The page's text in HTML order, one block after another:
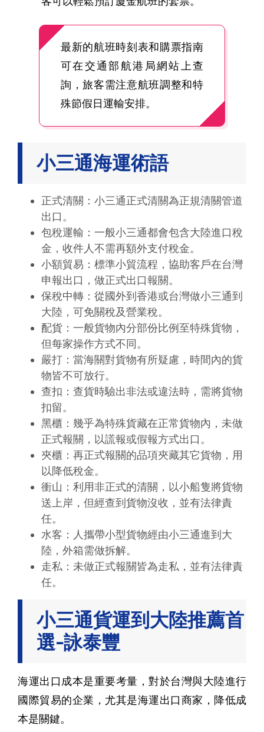
最新的航班時刻表和購票指南
可在交通部航港局網站上查
詢，旅客需注意航班調整和特
殊節假日運輸安排。
小三通海運術語
正式清關：小三通正式清關為正規清關管道
出口。
包稅運輸：一般小三通都會包含大陸進口稅
金，收件人不需再額外支付稅金。
小額貿易：標準小貿流程，協助客戶在台灣
申報出口，做正式出口報關。
保稅中轉：從國外到香港或台灣做小三通到
大陸，可免關稅及營業稅。
配貨：一般貨物內分部份比例至特殊貨物，
但每家操作方式不同。
嚴打：當海關對貨物有所疑慮，時間內的貨
物皆不可放行。
查扣：查貨時驗出非法或違法時，需將貨物
扣留。
黑櫃：幾乎為特殊貨藏在正常貨物內，未做
正式報關，以謊報或假報方式出口。
夾櫃：再正式報關的品項夾藏其它貨物，用
以降低稅金。
衝山：利用非正式的清關，以小船隻將貨物
送上岸，但經查到貨物沒收，並有法律責
任。
水客：人攜帶小型貨物經由小三通進到大
陸，外箱需做拆解。
走私：未做正式報關皆為走私，並有法律責
任。
小三通貨運到大陸推薦首
選-詠泰豐
海運出口成本是重要考量，對於台灣與大陸進行
國際貿易的企業，尤其是海運出口商家，降低成
本是關鍵。